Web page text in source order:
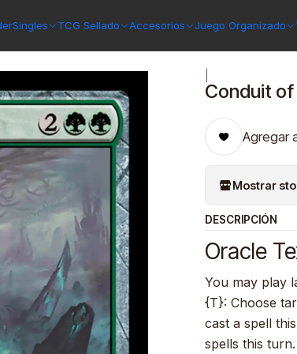
Singles TCG Sellado Accesorios Juego Organizado
Be One Conduit of Worlds | Inglés | NM | PONE
Conduit of
Agregar
Mostrar
DESCRIPCIÓN
Oracle
You may play
{T}: Choose
cast a spell
spells this